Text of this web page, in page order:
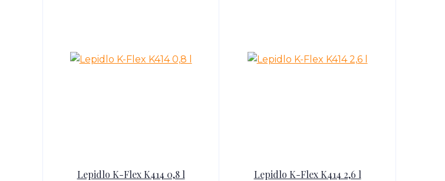
Lepidlo K-Flex K414 0,8 l Lepidlo K-Flex K414 2,6 l